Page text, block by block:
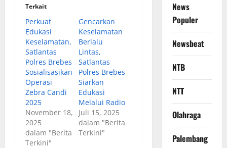
Terkait
Perkuat
Edukasi
Keselamatan,
Satlantas
Polres Brebes
Sosialisasikan
Operasi
Zebra Candi
2025
November 18,
2025
dalam "Berita
Terkini"
Gencarkan
Keselamatan
Berlalu
Lintas,
Satlantas
Polres Brebes
Siarkan
Edukasi
Melalui Radio
Juli 15, 2025
dalam "Berita
Terkini"
News
Populer
Newsbeat
NTB
NTT
Olahraga
Palembang